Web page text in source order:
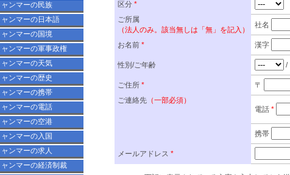
ンマーの民族
ンマーの日本語
ンマーの国境
ンマーの軍事政権
ンマーの天気
ンマーの歴史
ンマーの携帯
ンマーの電話
ンマーの空港
ンマーの入国
ンマーの求人
ンマーの経済制裁